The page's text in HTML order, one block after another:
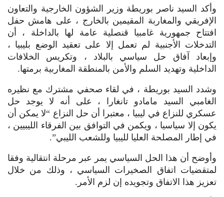
وأكد السيد ناصر بوريطة وزير الشؤون الخارجية والتعاون
الإفريقي والمغاربة المقيمين بالخارج ، على هامش حفل
افتتاح جمهورية غامبيا قنصلية عامة لها بالداخلة ، أن
التدخلات الأجنبية لم تعمل إلا على تعقيد الوضع بليبيا ،
وإبعاد آفاق حل سياسي بالبلاد ، وتكريس الخلافات
الداخلية وتهديد السلم والأمن بالمنطقة المغاربية برمتها.
وشدد السيد بوريطة ، في لقاء صحفي مشترك مع نظيره
الغامبي السيد مامادو تانغارا ، على أنه لا يوجد حل
عسكري للنزاع في ليبيا ، معتبرا أن حل النزاع “لا يمكن أن
يكون إلا سياسيا ، ويكمن في التوافق بين الفرقاء الليبيين ،
في إطار المصلحة العليا لليبيا وللشعب الليبي”.
وأوضح أن هذا الحل السياسي يمر عبر مرحلة انتقالية وفقا
لمتقضيات اتفاق الصخيرات السياسي ، وذلك من خلال
تعزيز هذا الاتفاق وتجويده إن لزم الأمر.